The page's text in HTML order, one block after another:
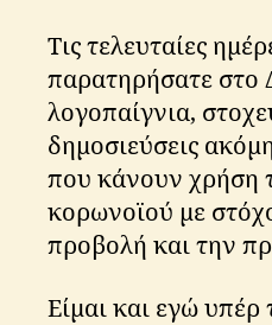
Τις τελευταίες
παρατηρήσατε στο
λογοπαίγνια,
δημοσιεύσεις
που κάνουν χρήση
κορωνοϊού με
προβολή και την
Είμαι και εγώ υπέρ